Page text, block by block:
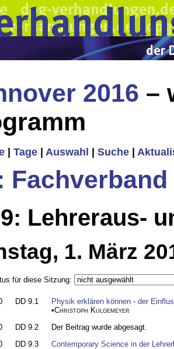
2016 –
Tage Auswahl Suche
Lehreraus-
1. März
für diese Sitzung:
DD 9.1
Physik erklären können - der
•Christoph Kulgemeyer
DD 9.2
Der Beitrag wurde abgesagt.
DD 9.3
Contemporary Science in der